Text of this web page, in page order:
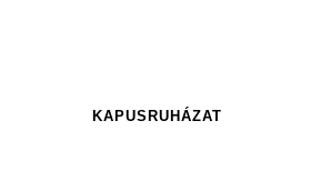
KAPUSRUHÁZAT